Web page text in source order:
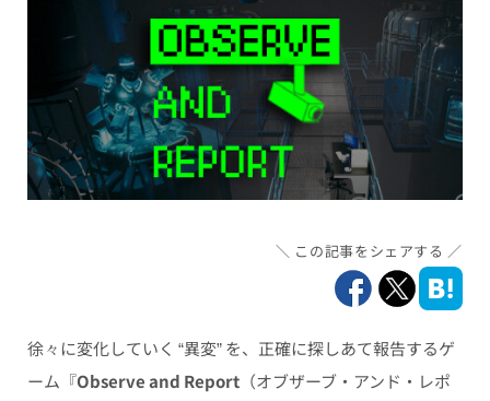
この記事をシェアする
徐々に変化していく “異変” を、正確に探しあて報告するゲ
ーム『Observe and Report（オブザーブ・アンド・レポ